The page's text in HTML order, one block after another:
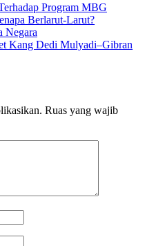
Program MBG
Berlarut-Larut?
Negara
Kang Dedi Mulyadi–Gibran
Ruas yang wajib